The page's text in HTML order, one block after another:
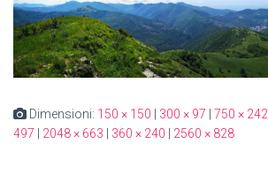
Dimensioni: 150 × 150 300 × 97 750 × 242
497
2048 × 663 360 × 240 2560 × 828